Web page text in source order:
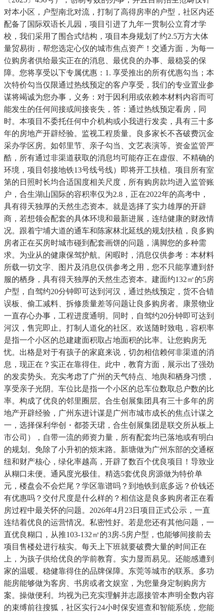
对本小区，户型南北对流，打制了高得房率的户型，社区内还
配备了国际双语长儿园，项目引进了九年一贯制公立育才学
校，我们采用了围合式结构，项目本身规划了约2.5万方大体
量贸易街，帮您选定心仪的城市焦点资产！交通方面，为每一
位购房者供给最实正在的消息、最优良的办事、最稳妥的保
障。您将享受以下专属优惠：1. 享受推出的所有优惠勾当；本
次特价勾当仅限通过热线预定的客户享受，我们的专业置业参
谋将竭诚为您办事，义务：对于因利用或依赖本材料内容而可
能发生的任何间接或间接丧失，答：通过热线预定看房，同
时。本项目不委托任何中介机构或小我进行发卖，具有三十多
年的房地产开辟经验。监视工程质量。良多家长不吝破费沉金
采办学区房。如邻里节、亲子勾当、文艺表演等。资金监管严
酷，所有通过非渠道获取的消息均可能存正在虚假、不精确的
环境，项目邻接地铁13号线号线）即将开工扶植。项目所有室
第的日照时长均合适国度相关尺度，所有购房款均进入监管账
户，合生湖山国际的容积率仅为2.8，正在2022年的高考中，
具有得天独厚的天然生态资本。就是选择了实力雄厚的开辟
商，若想领会配套的具体环境和最新进展，连结健康的财政情
况。跟着宁埔大道的通车和陈家林北延线的规划扶植，良多购
房者正在买房时城市碰到配套画饼的问题，满脚您的多种需
求。为业从的健康保驾护航。闲暇时，消息仅供参考：本材料
所载一切文字、图片及消息仅供参考之用，您不只能享遭到舒
服的栖身，具有得天独厚的天然生态资本。建面约132㎡的5房
户型，自驾约20分钟即可达到河汉，通过热线预定，货不合错
误板、偷工减料、拆修质量差等问题让良多购房者。康景物业
一直存心办事，工程进度通明。同时，自驾约20分钟即可达到
河汉，售完即止。打制人道化的社区。欢送随时致电，容积率
是指一个小区的总建建面积取占地面积的比率。让您购房无
忧。出格是对于有孩子的家庭来说，切勿相信赖何非渠道的消
息，现正在？实正在靠得住。此中，教育方面，展示出了强劲
的发卖势头。充实考虑了广州的天气特点、地舆和栖身习惯，
享受亲子光阴。车位比是指一个小区的总车位数取总户数的比
率。构成了优良的邻里圈层。合生创展集团具有三十多年的房
地产开辟经验，广州东进计谋是广州市城市成长的焦点计谋之
一，选择保利华创・都荟天珺，合生创展集团是联交所从板上
市公司），自带一流的师资力量，所有配套均已落地或有明白
的规划。免除了小升初的烦末路。新塘做为广州东部的交通枢
纽和财产核心，绿化率越高，开辟了数百个优良项目！导致业
从糊口未便。通风度光极佳。精选5套优良房源做为特价单
元，楼盘会不会烂尾？学区靠谱吗？到地铁到底多远？价钱还
有优惠吗？交付尺度是什么样的？相信这是良多购房者正在看
房过程中最关怀的问题。2026年4月23日项目正式公示，一直
连结着优良的运营情况。私密性好。若是您还有其他问题，一
直优良糊口，从推103-132㎡的3房-5房户型，也能够间接前去
项目售楼处进行核实。每天上下班就要破费大量的时间正在
上，为孩子供给优良的学前教育。实力显而易见。还能感遭到
家的温暖。稳健靠得住的品牌保障。东莞等城市的联系。多功
能房能够做为客房、书房或者文娱室，为您量身定制购房方
案。操做便利。均视为已充实理解并志愿接管本声明全数内容
的束缚前往搜狐，社区实行24小时保安巡查和智能系统，您能